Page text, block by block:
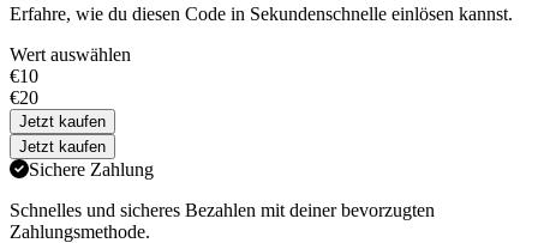
Erfahre, wie du diesen Code in Sekundenschnelle einlösen kannst.
Wert auswählen
€10
€20
Jetzt kaufen
Jetzt kaufen
Sichere Zahlung
Schnelles und sicheres Bezahlen mit deiner bevorzugten
Zahlungsmethode.